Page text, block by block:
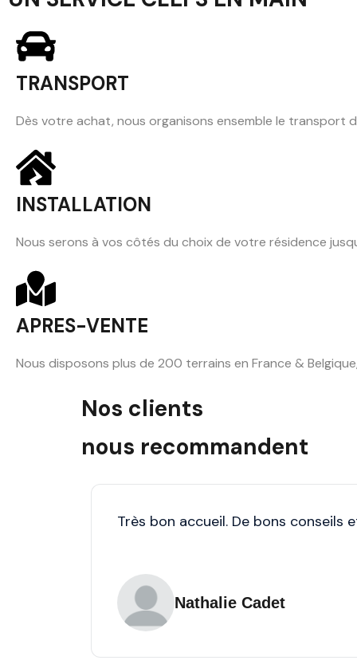
TRANSPORT
Dès votre achat, nous organisons ensemble le transport
INSTALLATION
Nous serons à vos côtés du choix de votre résidence
APRES-VENTE
Nous disposons plus de 200 terrains en France &
Nos clients
nous recommandent
Très bon accueil. De bons conseils
Nathalie Cadet